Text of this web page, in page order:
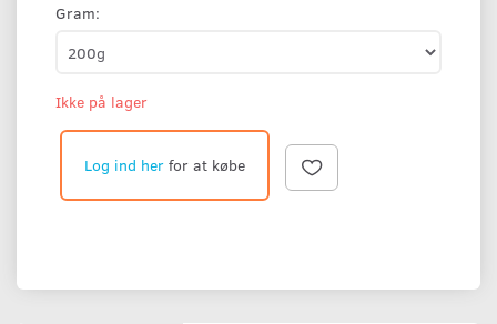
Gram:
Ikke på lager
Log ind her for at købe